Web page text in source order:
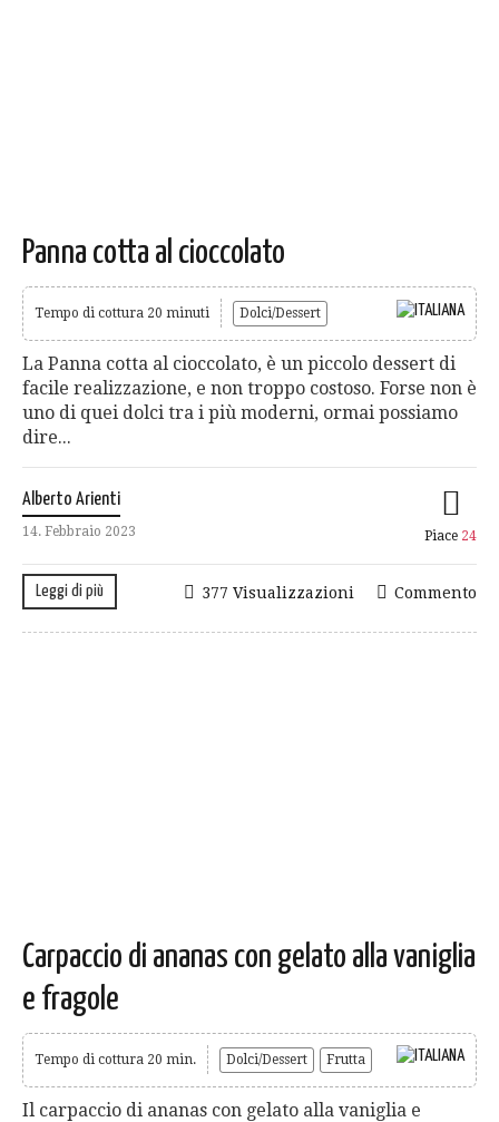
Panna cotta al cioccolato
Tempo di cottura 20 minuti Dolci/Dessert
La Panna cotta al cioccolato, è un piccolo dessert di
facile realizzazione, e non troppo costoso. Forse non è
uno di quei dolci tra i più moderni, ormai possiamo
dire...
Alberto Arienti
14. Febbraio 2023 Piace 24
Leggi di più Commento
377 Visualizzazioni
Carpaccio di ananas con gelato alla vaniglia
e fragole
Tempo di cottura 20 min. Dolci/Dessert Frutta
Il carpaccio di ananas con gelato alla vaniglia e